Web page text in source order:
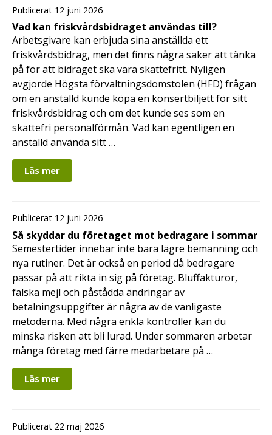
Publicerat 12 juni 2026
Vad kan friskvårdsbidraget användas till?
Arbetsgivare kan erbjuda sina anställda ett
friskvårdsbidrag, men det finns några saker att tänka
på för att bidraget ska vara skattefritt. Nyligen
avgjorde Högsta förvaltningsdomstolen (HFD) frågan
om en anställd kunde köpa en konsertbiljett för sitt
friskvårdsbidrag och om det kunde ses som en
skattefri personalförmån. Vad kan egentligen en
anställd använda sitt …
Läs mer
Publicerat 12 juni 2026
Så skyddar du företaget mot bedragare i sommar
Semestertider innebär inte bara lägre bemanning och
nya rutiner. Det är också en period då bedragare
passar på att rikta in sig på företag. Bluffakturor,
falska mejl och påstådda ändringar av
betalningsuppgifter är några av de vanligaste
metoderna. Med några enkla kontroller kan du
minska risken att bli lurad. Under sommaren arbetar
många företag med färre medarbetare på …
Läs mer
Publicerat 22 maj 2026